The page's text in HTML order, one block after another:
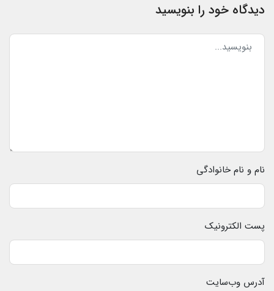
دیدگاه خود را بنویسید
نام و نام خانوادگی
پست الکترونیک
آدرس وب‌سایت